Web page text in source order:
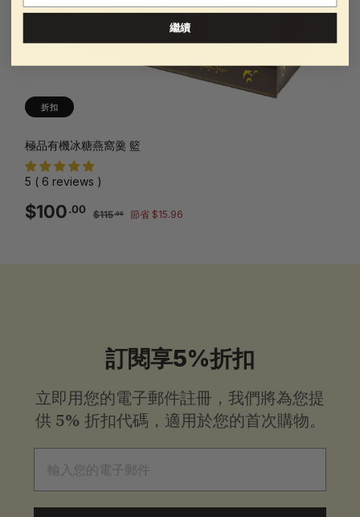
折扣
極品有機冰糖燕窩羹 籃
5 ( 6 reviews )
銷
售
$100.00 $100.00
般
$115.96$115.96
節省 $15.96
訂閱享5%折扣
立即用您的電子郵件註冊，我們將為您提
供 5% 折扣代碼，適用於您的首次購物。
繼續